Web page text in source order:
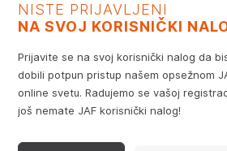
NISTE PRIJAVLJENI
NA SVOJ KORISNIČKI
Prijavite se na svoj korisnički nalog da
dobili potpun pristup našem opsežnom
online svetu. Radujemo se vašoj
još nemate JAF korisnički nalog!